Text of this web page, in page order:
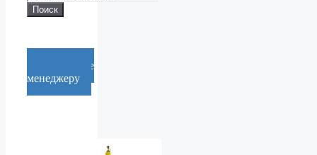
Поиск
Cообщение
менеджеру